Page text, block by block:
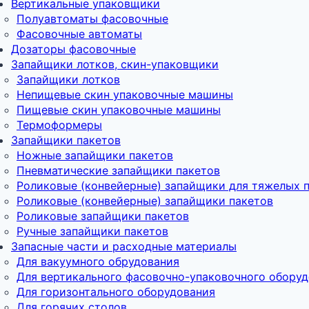
Вертикальные упаковщики
Полуавтоматы фасовочные
Фасовочные автоматы
Дозаторы фасовочные
Запайщики лотков, скин-упаковщики
Запайщики лотков
Непищевые скин упаковочные машины
Пищевые скин упаковочные машины
Термоформеры
Запайщики пакетов
Ножные запайщики пакетов
Пневматические запайщики пакетов
Роликовые (конвейерные) запайщики для тяжелых
Роликовые (конвейерные) запайщики пакетов
Роликовые запайщики пакетов
Ручные запайщики пакетов
Запасные части и расходные материалы
Для вакуумного обрудования
Для вертикального фасовочно-упаковочного
Для горизонтального оборудования